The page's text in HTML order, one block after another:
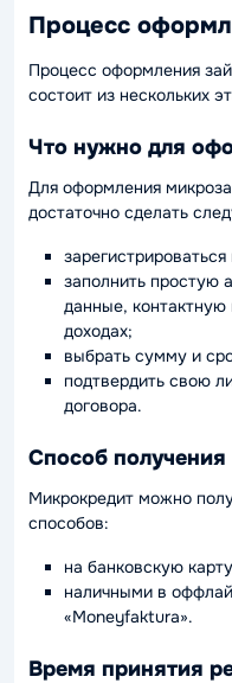
Процесс
Процесс оформления
состоит из нескольких
Что нужно для
Для оформления
достаточно сделать
заполнить простую
данные,
доходах;
выбрать сумму и
подтвердить свою
договора.
Способ получения
Микрокредит можно
способов:
на банковскую
наличными в
«Moneyfaktura».
Время принятия